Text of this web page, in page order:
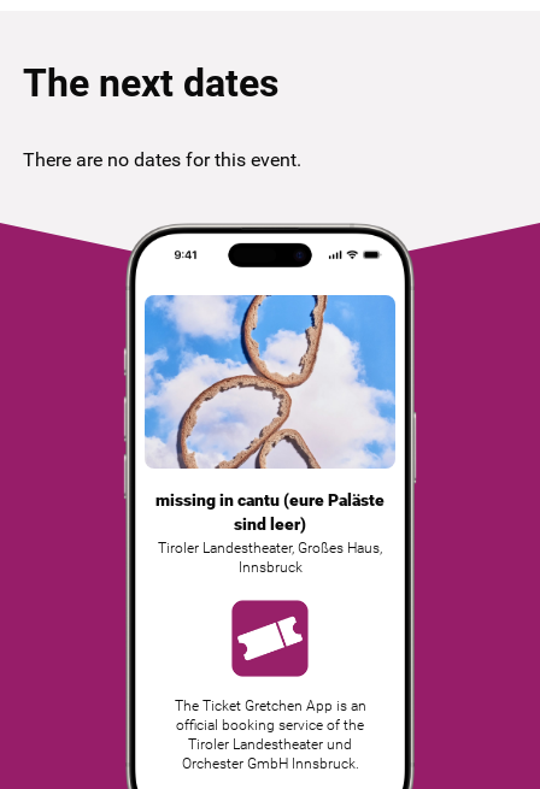
The next dates
There are no dates for this event.
missing in cantu (eure Paläste
sind leer)
Tiroler Landestheater, Großes Haus,
Innsbruck
The Ticket Gretchen App is an
official booking service of the
Tiroler Landestheater und
Orchester GmbH Innsbruck.